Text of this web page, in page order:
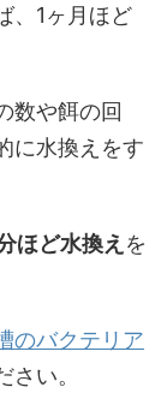
、1ヶ月ほど
数や餌の回
に水換えをす
ほど水換え を
のバクテリア
さい。